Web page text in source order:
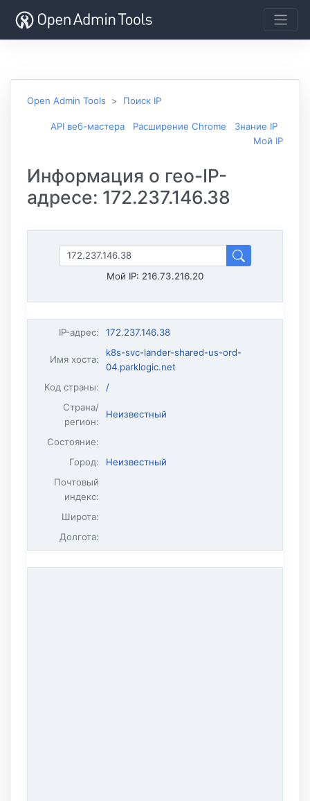
Open Admin Tools Поиск IP
API веб-мастера Расширение Chrome
Знание IP
Мой IP
Информация о гео-IP-
адресе: 172.237.146.38
Мой IP: 216.73.216.20
IP-адрес: 172.237.146.38
Имя хоста:
k8s-svc-lander-shared-us-ord-
04.parklogic.net
Код страны:
/
Страна/
регион:
Неизвестный
Состояние:
Город:
Неизвестный
Почтовый
индекс:
Широта:
Долгота: